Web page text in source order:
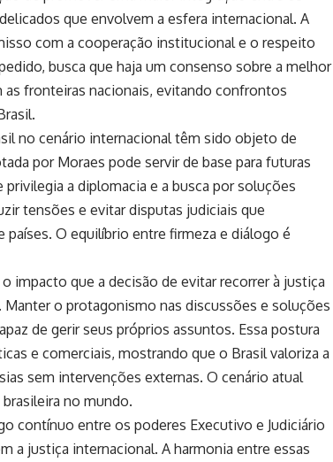
que envolvem a esfera internacional. A
com a cooperação institucional e o respeito
busca que haja um consenso sobre a melhor
fronteiras nacionais, evitando confrontos
no cenário internacional têm sido objeto de
por Moraes pode servir de base para futuras
a diplomacia e a busca por soluções
tensões e evitar disputas judiciais que
O equilíbrio entre firmeza e diálogo é
que a decisão de evitar recorrer à justiça
o protagonismo nas discussões e soluções
de gerir seus próprios assuntos. Essa postura
e comerciais, mostrando que o Brasil valoriza a
sem intervenções externas. O cenário atual
no mundo.
contínuo entre os poderes Executivo e Judiciário
a justiça internacional. A harmonia entre essas